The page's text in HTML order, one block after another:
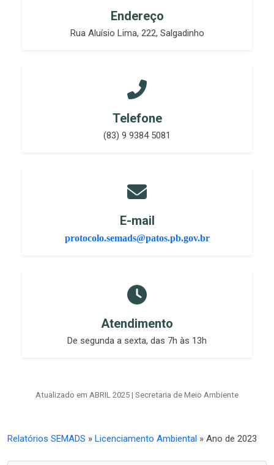
Endereço
Rua Aluísio Lima, 222, Salgadinho
Telefone
(83) 9 9384 5081
E-mail
protocolo.semads@patos.pb.gov.br
Atendimento
De segunda a sexta, das 7h às 13h
Atualizado em ABRIL 2025 | Secretaria de Meio Ambiente
Relatórios SEMADS » Licenciamento Ambiental » Ano de 2023